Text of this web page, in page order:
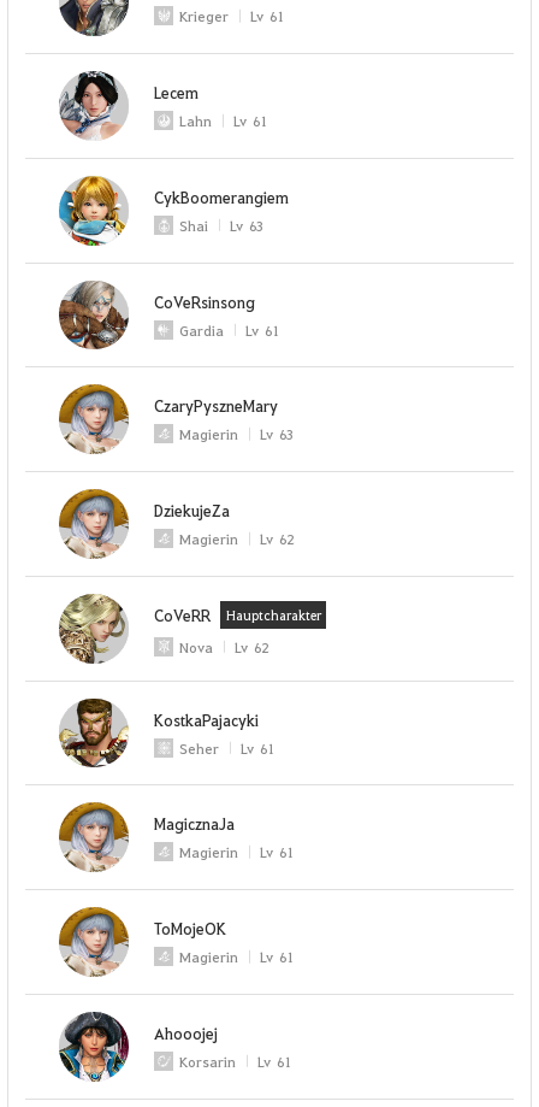
Krieger Lv 61
Lecem
Lahn Lv 61
CykBoomerangiem
Shai Lv 63
CoVeRsinsong
Gardia Lv 61
CzaryPyszneMary
Magierin Lv 63
DziekujeZa
Magierin Lv 62
CoVeRR Hauptcharakter
Nova Lv 62
KostkaPajacyki
Seher Lv 61
MagicznaJa
Magierin Lv 61
ToMojeOK
Magierin Lv 61
Ahooojej
Korsarin Lv 61